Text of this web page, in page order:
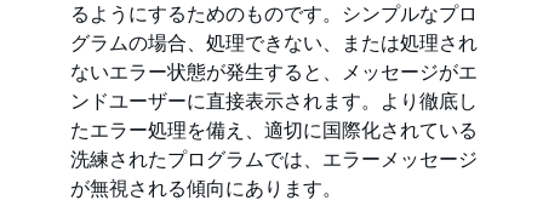
るようにするためのものです。シンプルなプロ
グラムの場合、処理できない、または処理され
ないエラー状態が発生すると、メッセージがエ
ンドユーザーに直接表示されます。より徹底し
たエラー処理を備え、適切に国際化されている
洗練されたプログラムでは、エラーメッセージ
が無視される傾向にあります。